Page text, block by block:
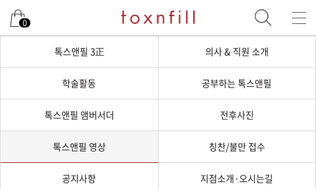
0
톡스앤필 3正 의사 & 직원 소개
학술활동 공부하는 톡스앤필
톡스앤필 앰버서더 전후사진
톡스앤필 영상 칭찬/불만 접수
공지사항 지점소개·오시는길